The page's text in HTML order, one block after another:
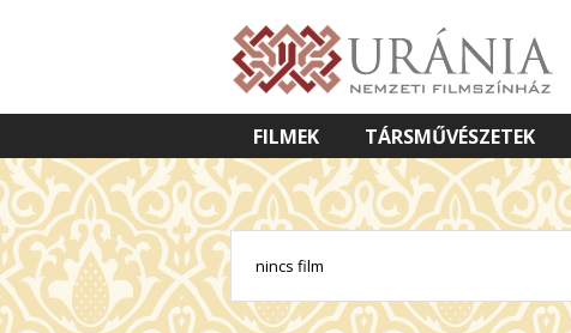
FILMEK TÁRSMŰVÉSZETEK
VETÍTETT KÉPES ELŐADÁSOK
nincs film